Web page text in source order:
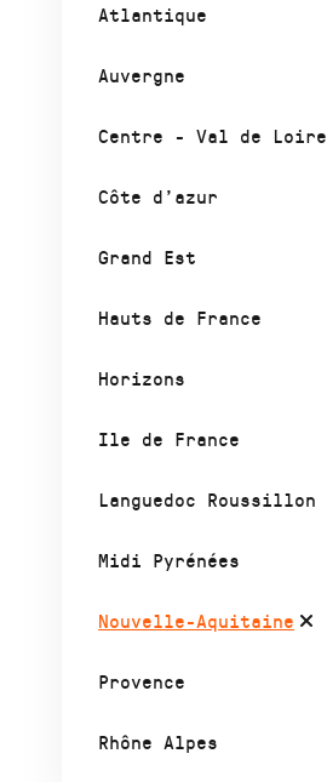
Atlantique
Auvergne
Centre - Val de Loire
Côte d’azur
Grand Est
Hauts de France
Horizons
Ile de France
Languedoc Roussillon
Midi Pyrénées
Nouvelle-Aquitaine
Provence
Rhône Alpes